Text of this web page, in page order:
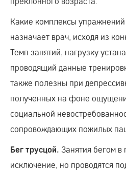
Какие комплексы
назначает врач, исходя из
Темп занятий, нагрузку
проводящий данные
также полезны при
полученных на фоне
социальной
сопровождающих пожилых
Бег трусцой. Занятия бегом
исключение, но проводятся